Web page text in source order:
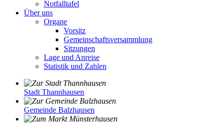
Notfalltafel
Über uns
Organe
Vorsitz
Gemeinschaftsversammlung
Sitzungen
Lage und Anreise
Statistik und Zahlen
Stadt Thannhausen
Gemeinde Balzhausen